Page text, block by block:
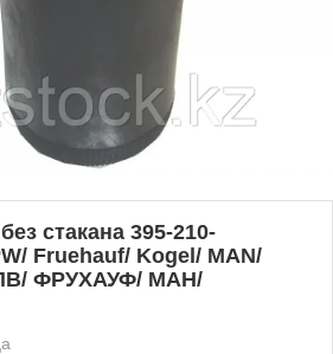
стакана 395-210-
Fruehauf/ Kogel/ MAN/
ФРУХАУФ/ МАН/